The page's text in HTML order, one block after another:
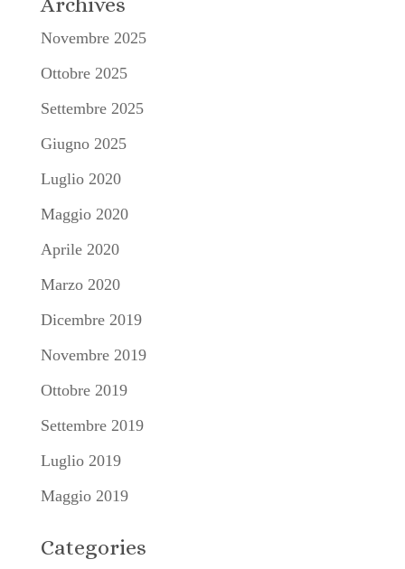
Novembre 2025
Ottobre 2025
Settembre 2025
Giugno 2025
Luglio 2020
Maggio 2020
Aprile 2020
Marzo 2020
Dicembre 2019
Novembre 2019
Ottobre 2019
Settembre 2019
Luglio 2019
Maggio 2019
Categories